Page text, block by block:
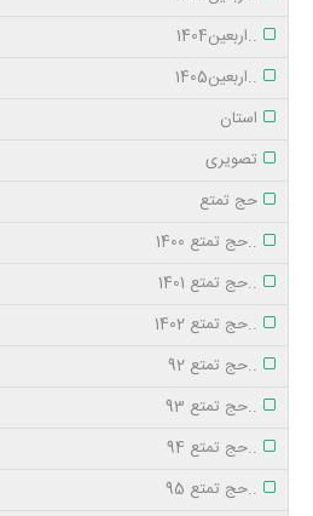
..اربعین1404
..اربعین1405
استان
تصویری
حج تمتع
..حج تمتع 1400
..حج تمتع 1401
..حج تمتع 1402
..حج تمتع 92
..حج تمتع 93
..حج تمتع 94
..حج تمتع 95